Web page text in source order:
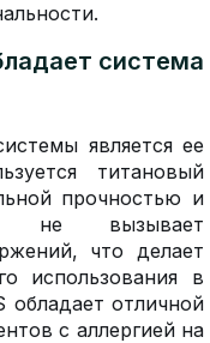
система
является ее
титановый
прочностью и
не вызывает
что делает
использования в
обладает отличной
с аллергией на